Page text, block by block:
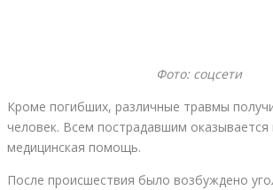
Фото: соцсети
Кроме погибших, различные травмы
человек. Всем пострадавшим
медицинская помощь.
После происшествия было возбуждено